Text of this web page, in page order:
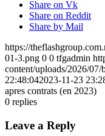
Share on Vk
Share on Reddit
Share by Mail
https://
01-3.png 0 0 tfgadmin
content/uploads/2026/
22:48:042023-11-23
apres contrats (en 2023)
0 replies
Leave a Reply